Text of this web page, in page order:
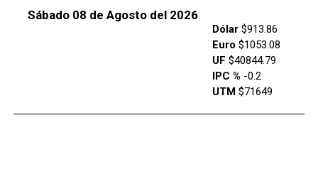
Sábado 08 de Agosto del 2026
Dólar$913.86
Euro $1053.08
UF $40844.79
IPC % -0.2
UTM$71649